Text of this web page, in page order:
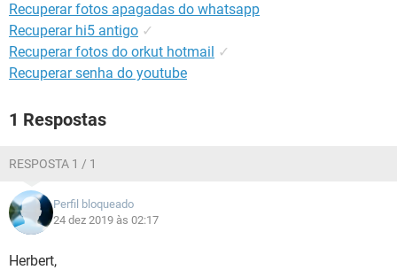
Recuperar fotos apagadas do whatsapp
Recuperar hi5 antigo ✓
Recuperar fotos do orkut hotmail ✓
Recuperar senha do youtube
1 Respostas
RESPOSTA 1 / 1
Perfil bloqueado
24 dez 2019 às 02:17
Herbert,